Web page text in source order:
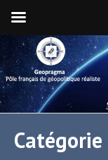
Catégorie